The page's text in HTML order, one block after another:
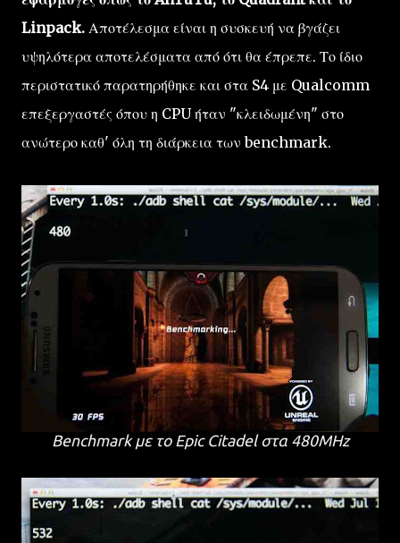
Linpack. Αποτέλεσμα είναι η συσκευή να βγάζει
υψηλότερα αποτελέσματα από ότι θα έπρεπε. Το ίδιο
περιστατικό παρατηρήθηκε και στα S4 με Qualcomm
επεξεργαστές όπου η CPU ήταν "κλειδωμένη" στο
ανώτερο καθ' όλη τη διάρκεια των benchmark.
Benchmark με το Epic Citadel στα 480MHz